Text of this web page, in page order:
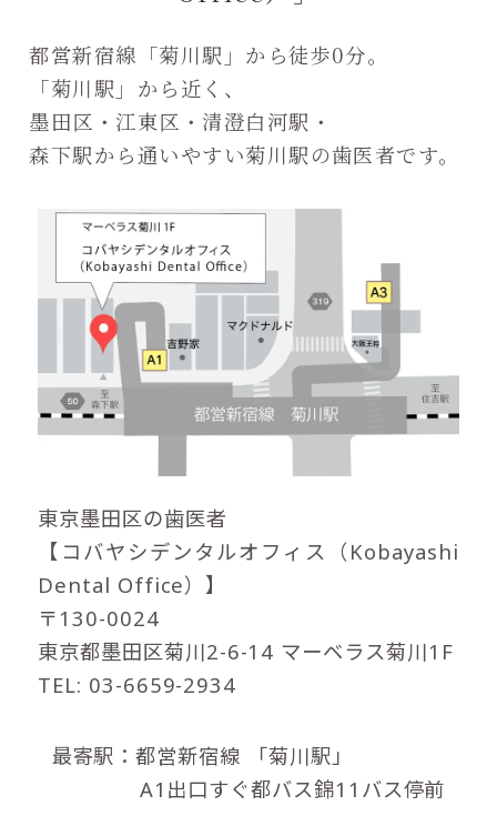
都営新宿線「菊川駅」から徒歩0分。
「菊川駅」から近く、
墨田区・江東区・清澄白河駅・
森下駅から通いやすい菊川駅の歯医者です。
東京墨田区の歯医者
【コバヤシデンタルオフィス（Kobayashi
Dental Office）】
〒130-0024
東京都墨田区菊川2-6-14 マーベラス菊川1F
TEL: 03-6659-2934
最寄駅：都営新宿線 「菊川駅」
A1出口すぐ都バス錦11バス停前